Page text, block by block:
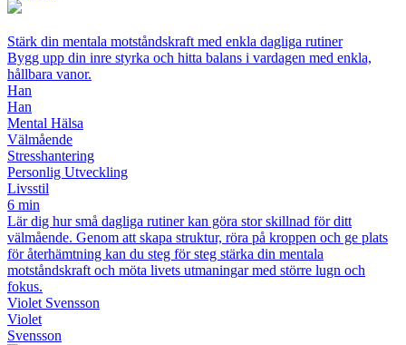
Stärk din mentala motståndskraft med enkla dagliga rutiner
Bygg upp din inre styrka och hitta balans i vardagen med enkla,
hållbara vanor.
Han
Han
Mental Hälsa
Välmående
Stresshantering
Personlig Utveckling
Livsstil
6 min
Lär dig hur små dagliga rutiner kan göra stor skillnad för ditt
välmående. Genom att skapa struktur, röra på kroppen och ge plats
för återhämtning kan du steg för steg stärka din mentala
motståndskraft och möta livets utmaningar med större lugn och
fokus.
Violet Svensson
Violet
Svensson